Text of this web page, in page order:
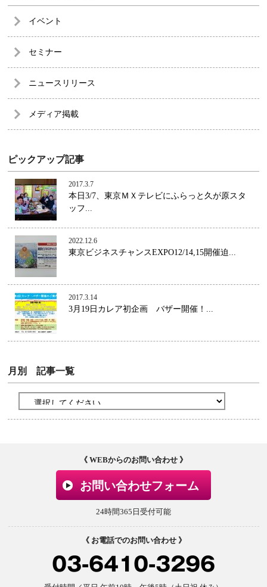
イベント
セミナー
ニュースリリース
メディア掲載
ピックアップ記事
2017.3.7
本日3/7、東京ＭＸテレビにふらっと久が原スタ
ッフ...
2022.12.6
東京ビジネスチャンスEXPO12/14,15開催迫...
2017.3.14
3月19日カレア初企画 バザー開催！...
月別 記事一覧
《 WEBからのお問い合わせ 》
お問い合わせフォーム
24時間365日受付可能
《 お電話でのお問い合わせ 》
03-6410-3296